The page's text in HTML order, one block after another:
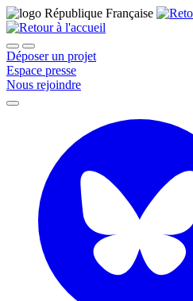
Déposer un projet
Espace presse
Nous rejoindre